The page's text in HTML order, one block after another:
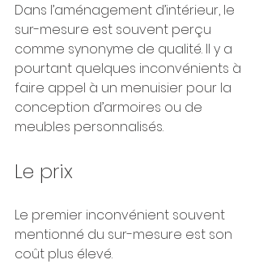
Dans l’aménagement d’intérieur, le
sur-mesure est souvent perçu
comme synonyme de qualité. Il y a
pourtant quelques inconvénients à
faire appel à un menuisier pour la
conception d’armoires ou de
meubles personnalisés.
Le prix
Le premier inconvénient souvent
mentionné du sur-mesure est son
coût plus élevé.